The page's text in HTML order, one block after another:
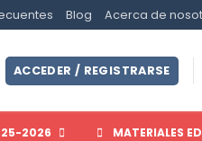
Blog Acerca de
ACCEDER / REGISTRARSE
2026 MATERIALES